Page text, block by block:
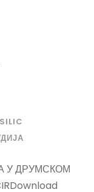
У ДРУМСКОМ